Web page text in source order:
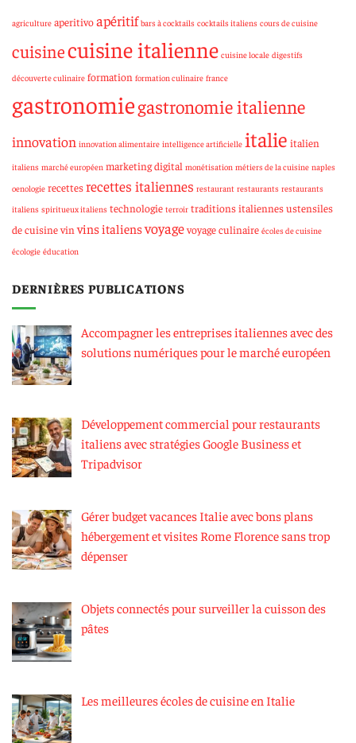
agriculture aperitivoapéritif bars à cocktails cocktails italiens cours de cuisine
cuisinecuisine italienne cuisine locale digestifs
découverte culinaire formation formation culinaire france
gastronomiegastronomie italienne
innovation innovation alimentaire intelligence artificielle italie italien
italiens marché européen marketing digital monétisation métiers de la cuisine naples
oenologie recettesrecettes italiennes restaurant restaurants restaurants
italiens spiritueux italiens technologie terroir traditions italiennesustensiles
de cuisinevin vins italiensvoyagevoyage culinaire écoles de cuisine
écologie éducation
DERNIÈRES PUBLICATIONS
Accompagner les entreprises italiennes avec des
solutions numériques pour le marché européen
Développement commercial pour restaurants
italiens avec stratégies Google Business et
Tripadvisor
Gérer budget vacances Italie avec bons plans
hébergement et visites Rome Florence sans trop
dépenser
Objets connectés pour surveiller la cuisson des
pâtes
Les meilleures écoles de cuisine en Italie